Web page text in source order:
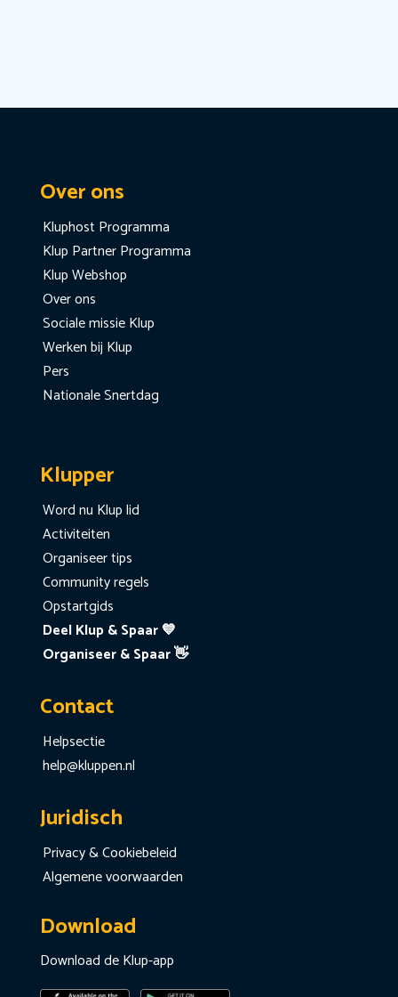
Over ons
Kluphost Programma
Klup Partner Programma
Klup Webshop
Over ons
Sociale missie Klup
Werken bij Klup
Pers
Nationale Snertdag
Klupper
Word nu Klup lid
Activiteiten
Organiseer tips
Community regels
Opstartgids
Deel Klup & Spaar 💙
Organiseer & Spaar 👋
Contact
Helpsectie
help@kluppen.nl
Juridisch
Privacy & Cookiebeleid
Algemene voorwaarden
Download
Download de Klup-app